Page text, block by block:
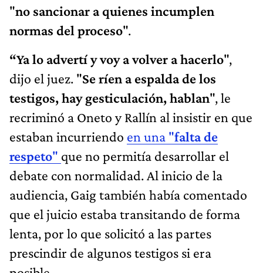
"no sancionar a quienes incumplen
normas del proceso".
“Ya lo advertí y voy a volver a hacerlo",
dijo el juez. "Se ríen a espalda de los
testigos, hay gesticulación, hablan", le
recriminó a Oneto y Rallín al insistir en que
estaban incurriendo en una "falta de
respeto" que no permitía desarrollar el
debate con normalidad. Al inicio de la
audiencia, Gaig también había comentado
que el juicio estaba transitando de forma
lenta, por lo que solicitó a las partes
prescindir de algunos testigos si era